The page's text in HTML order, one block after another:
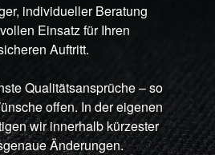
individueller Beratung
Einsatz für Ihren
Auftritt.
Qualitätsansprüche – so
offen. In der eigenen
wir innerhalb kürzester
Änderungen.